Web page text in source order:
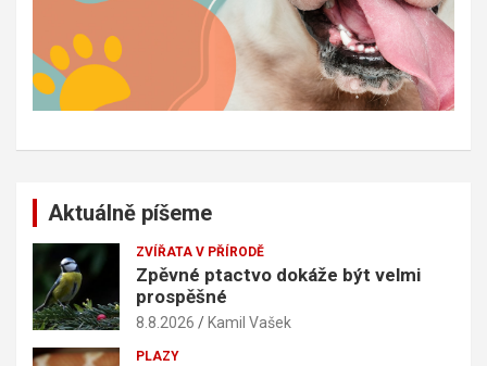
Aktuálně píšeme
ZVÍŘATA V PŘÍRODĚ
Zpěvné ptactvo dokáže být velmi
prospěšné
8.8.2026 Kamil Vašek
PLAZY